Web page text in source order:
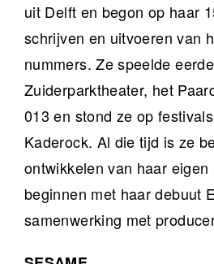
uit Delft en begon op haar
schrijven en uitvoeren van
nummers. Ze speelde
Zuiderparktheater, het
013 en stond ze op
Kaderock. Al die tijd is ze
ontwikkelen van haar eigen
beginnen met haar debuut
samenwerking met